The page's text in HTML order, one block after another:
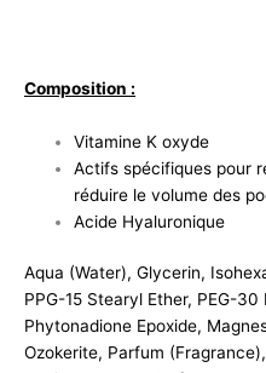
Composition :
Vitamine K oxyde
Actifs spécifiques pour
réduire le volume des
Acide Hyaluronique
Aqua (Water), Glycerin,
PPG-15 Stearyl Ether, PEG-
Phytonadione Epoxide,
Ozokerite, Parfum